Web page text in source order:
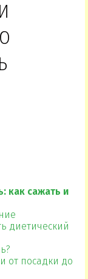
как сажать и
диетический
от посадки до